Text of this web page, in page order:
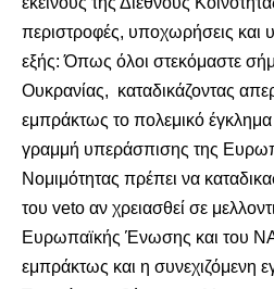
περιστροφές, υποχωρήσεις και
εξής: Όπως όλοι στεκόμαστε
Ουκρανίας, καταδικάζοντας
εμπράκτως το πολεμικό
γραμμή υπεράσπισης της
Νομιμότητας πρέπει να
του veto αν χρειασθεί σε
Ευρωπαϊκής Ένωσης και του
εμπράκτως και η συνεχιζόμενη